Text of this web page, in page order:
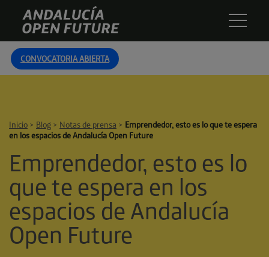
content
Andalucía
Open
Future
CONVOCATORIA ABIERTA
Inicio > Blog > Notas de prensa > Emprendedor, esto es lo que te espera
en los espacios de Andalucía Open Future
Emprendedor, esto es lo
que te espera en los
espacios de Andalucía
Open Future